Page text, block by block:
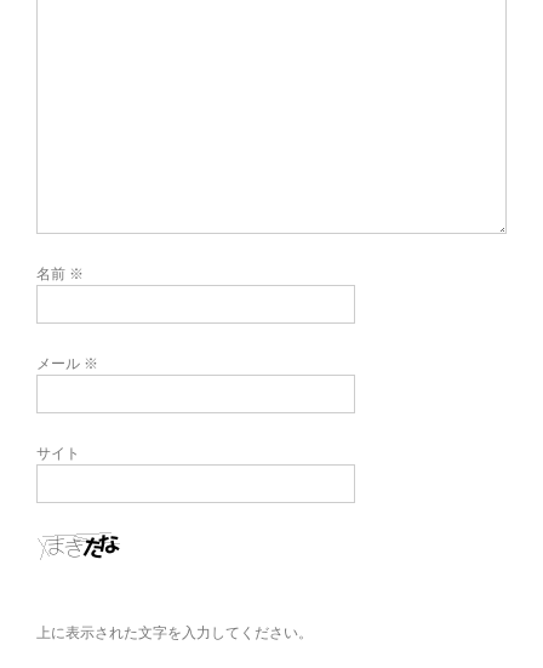
名前 ※
メール ※
サイト
上に表示された文字を入力してください。